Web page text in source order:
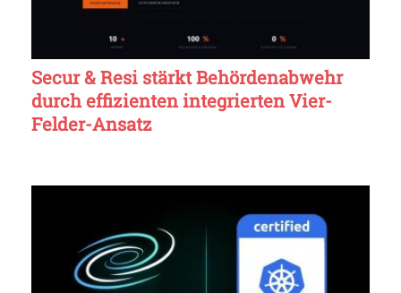
Secur & Resi stärkt Behördenabwehr
durch effizienten integrierten Vier-
Felder-Ansatz